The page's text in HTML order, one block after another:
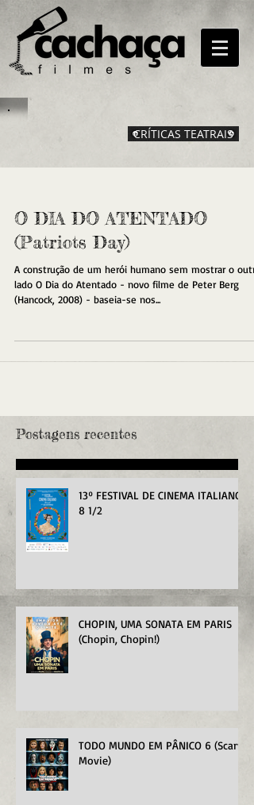
CRÍTICAS TEATRAIS
O DIA DO ATENTADO
(Patriots Day)
A construção de um herói humano sem mostrar o outro
lado O Dia do Atentado - novo filme de Peter Berg
(Hancock, 2008) - baseia-se nos...
Postagens recentes
13º FESTIVAL DE CINEMA ITALIANO
8 1/2
CHOPIN, UMA SONATA EM PARIS
(Chopin, Chopin!)
TODO MUNDO EM PÂNICO 6 (Scary
Movie)